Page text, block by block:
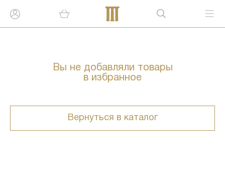
Вы не добавляли товары
в избранное
Вернуться в каталог